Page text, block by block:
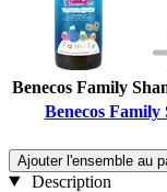
Benecos Family
Benecos Family
Ajouter l'ensemble au
Description